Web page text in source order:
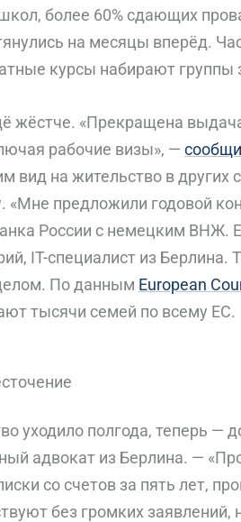
более 60% сдающих
на месяцы вперёд.
курсы набирают группы
жёстче. «Прекращена
рабочие визы», —
на жительство в других
«Мне предложили годовой
России с немецким ВНЖ.
IT-специалист из Берлина.
По данным European
тысячи семей по всему ЕС.
уходило полгода, теперь —
адвокат из Берлина. —
со счетов за пять лет,
без громких заявлений,